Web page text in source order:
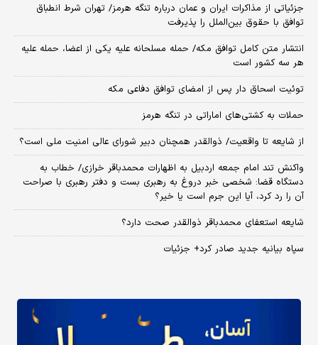
جزئیاتی از مذاکرات ایران و عمان درباره تنگه هرمز/ تهران شرط انطباق
توافق با حقوق بین‌الملل را پذیرفت
انتشار متن کامل توافق مکه/ حمله مسلحانه علیه یکی از اعضا، حمله علیه
هر سه کشور است
توئیت اسحاق دار پس از امضای توافق دفاعی مکه
حملات به کشتی‌های اماراتی در تنگه هرمز
از شایعه تا واقعیت/ ذوالقدر همچنان دبیر شورای ‌عالی امنیت ملی است؟
واکنش تند امام جمعه اردبیل به اظهارات محمدباقر خرازی/ خطاب به
دستگاه قضا: شخصی خبر دروغ به رهبری بست و دفتر رهبری با صراحت
آن را رد کرد، آیا این جرم است یا خیر؟
شایعه استعفای محمدباقر ذوالقدر صحت دارد؟
سپاه بیانیه جدید صادر کرد+ جزئیات